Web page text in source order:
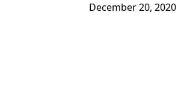
December 20, 2020